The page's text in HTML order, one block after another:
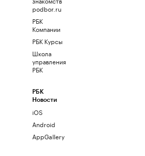
podbor.ru
РБК
Компании
РБК Курсы
Школа
управления
РБК
РБК
Новости
iOS
Android
AppGallery